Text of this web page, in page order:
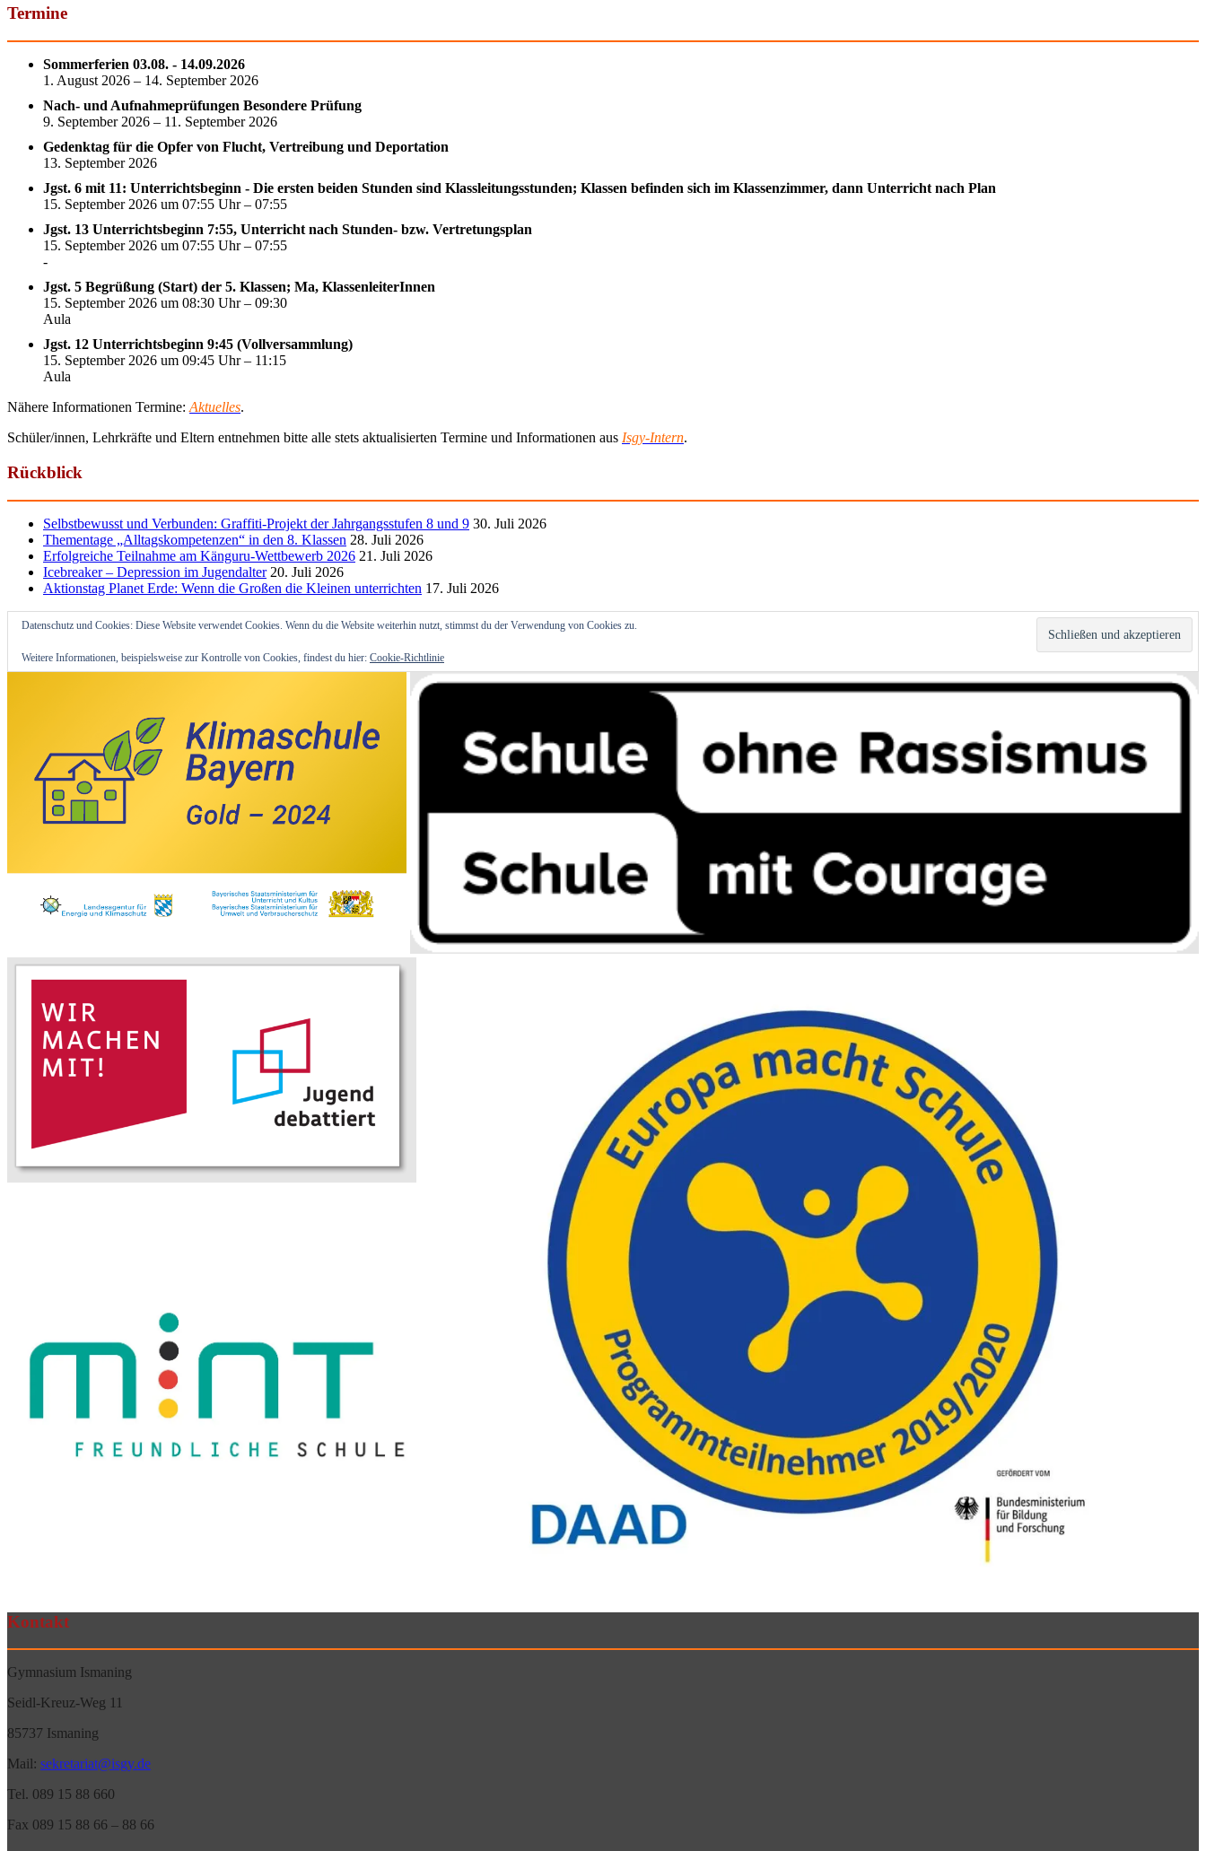
Termine
Sommerferien 03.08. - 14.09.2026
1. August 2026 – 14. September 2026
Nach- und Aufnahmeprüfungen Besondere Prüfung
9. September 2026 – 11. September 2026
Gedenktag für die Opfer von Flucht, Vertreibung und Deportation
13. September 2026
Jgst. 6 mit 11: Unterrichtsbeginn - Die ersten beiden Stunden sind Klassleitungsstunden; Klassen befinden sich im Klassenzimmer, dann Unterricht nach Plan
15. September 2026 um 07:55 Uhr – 07:55
Jgst. 13 Unterrichtsbeginn 7:55, Unterricht nach Stunden- bzw. Vertretungsplan
15. September 2026 um 07:55 Uhr – 07:55
-
Jgst. 5 Begrüßung (Start) der 5. Klassen; Ma, KlassenleiterInnen
15. September 2026 um 08:30 Uhr – 09:30
Aula
Jgst. 12 Unterrichtsbeginn 9:45 (Vollversammlung)
15. September 2026 um 09:45 Uhr – 11:15
Aula
Nähere Informationen Termine: Aktuelles.
Schüler/innen, Lehrkräfte und Eltern entnehmen bitte alle stets aktualisierten Termine und Informationen aus Isgy-Intern.
Rückblick
Selbstbewusst und Verbunden: Graffiti-Projekt der Jahrgangsstufen 8 und 9 30. Juli 2026
Thementage „Alltagskompetenzen“ in den 8. Klassen 28. Juli 2026
Erfolgreiche Teilnahme am Känguru-Wettbewerb 2026 21. Juli 2026
Icebreaker – Depression im Jugendalter 20. Juli 2026
Aktionstag Planet Erde: Wenn die Großen die Kleinen unterrichten 17. Juli 2026
Datenschutz und Cookies: Diese Website verwendet Cookies. Wenn du die Website weiterhin nutzt, stimmst du der Verwendung von Cookies zu.
Weitere Informationen, beispielsweise zur Kontrolle von Cookies, findest du hier: Cookie-Richtlinie
Kontakt
Gymnasium Ismaning
Seidl-Kreuz-Weg 11
85737 Ismaning
Mail: sekretariat@isgy.de
Tel. 089 15 88 660
Fax 089 15 88 66 – 88 66